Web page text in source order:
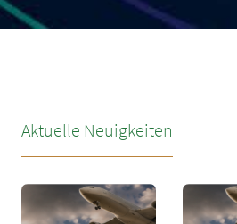
Aktuelle Neuigkeiten